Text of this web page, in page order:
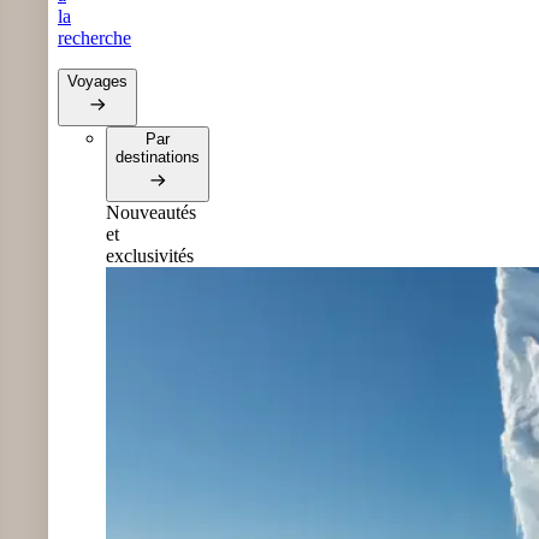
la
recherche
Voyages
Par
destinations
Nouveautés
et
exclusivités